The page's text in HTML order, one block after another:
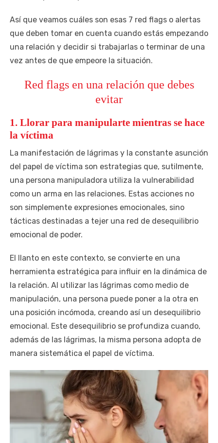
Así que veamos cuáles son esas 7 red flags o alertas
que deben tomar en cuenta cuando estás empezando
una relación y decidir si trabajarlas o terminar de una
vez antes de que empeore la situación.
Red flags en una relación que debes
evitar
1. Llorar para manipularte mientras se hace
la víctima
La manifestación de lágrimas y la constante asunción
del papel de víctima son estrategias que, sutilmente,
una persona manipuladora utiliza la vulnerabilidad
como un arma en las relaciones. Estas acciones no
son simplemente expresiones emocionales, sino
tácticas destinadas a tejer una red de desequilibrio
emocional de poder.
El llanto en este contexto, se convierte en una
herramienta estratégica para influir en la dinámica de
la relación. Al utilizar las lágrimas como medio de
manipulación, una persona puede poner a la otra en
una posición incómoda, creando así un desequilibrio
emocional. Este desequilibrio se profundiza cuando,
además de las lágrimas, la misma persona adopta de
manera sistemática el papel de víctima.